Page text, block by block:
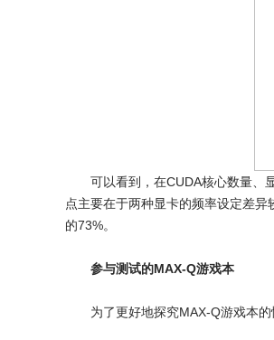
可以看到，在CUDA核心数量、显
点主要在于两种显卡的频率设定差
的73%。
参与测试的MAX-Q游戏本
为了更好地探究MAX-Q游戏本的